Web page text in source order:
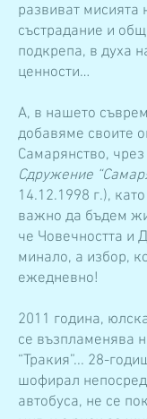
развиват мисията
състрадание и
подкрепа, в духа
ценности…
А, в нашето
добавяме своите
Самарянство,
Сдружение
14.12.1998 г.),
важно да бъдем
че Човечността и
минало, а избор,
ежедневно!
2011 година,
се възпламенява
“Тракия”... 28-
шофирал
автобуса, не се